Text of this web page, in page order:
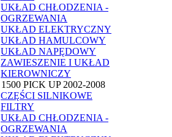
UKŁAD CHŁODZENIA -
OGRZEWANIA
UKŁAD ELEKTRYCZNY
UKŁAD HAMULCOWY
UKŁAD NAPĘDOWY
ZAWIESZENIE I UKŁAD
KIEROWNICZY
PICK UP 2002-2008
CZĘŚCI SILNIKOWE
FILTRY
UKŁAD CHŁODZENIA -
OGRZEWANIA